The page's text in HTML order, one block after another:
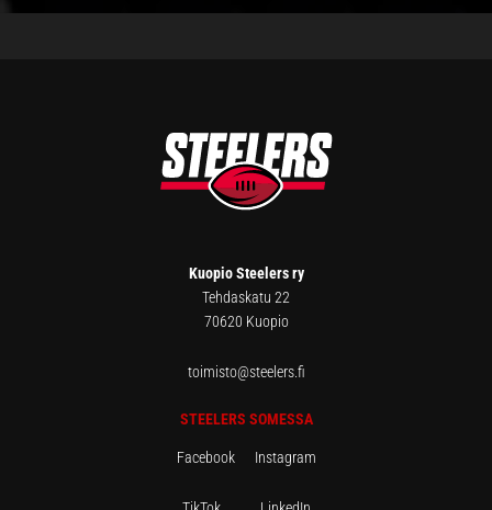
Kuopio Steelers ry
Tehdaskatu 22
70620 Kuopio
toimisto@steelers.fi
STEELERS SOMESSA
Facebook Instagram